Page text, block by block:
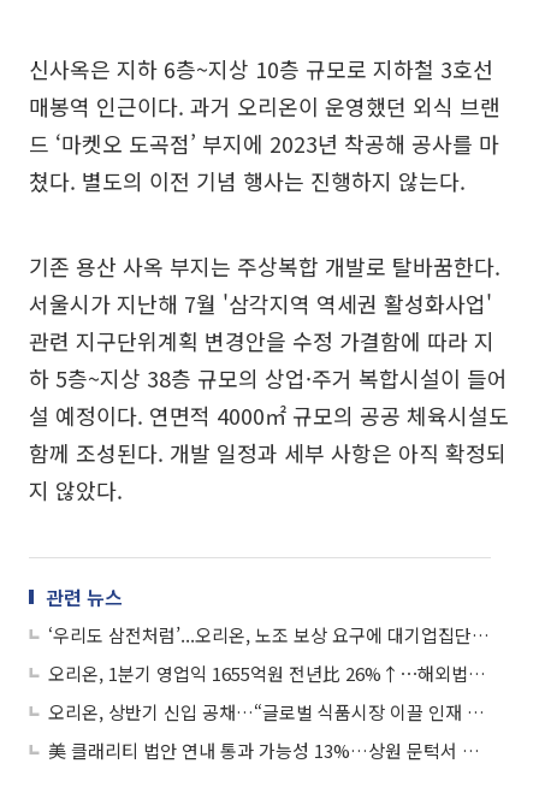
신사옥은 지하 6층~지상 10층 규모로 지하철 3호선
매봉역 인근이다. 과거 오리온이 운영했던 외식 브랜
드 ‘마켓오 도곡점’ 부지에 2023년 착공해 공사를 마
쳤다. 별도의 이전 기념 행사는 진행하지 않는다.
기존 용산 사옥 부지는 주상복합 개발로 탈바꿈한다.
서울시가 지난해 7월 '삼각지역 역세권 활성화사업'
관련 지구단위계획 변경안을 수정 가결함에 따라 지
하 5층~지상 38층 규모의 상업·주거 복합시설이 들어
설 예정이다. 연면적 4000㎡ 규모의 공공 체육시설도
함께 조성된다. 개발 일정과 세부 사항은 아직 확정되
지 않았다.
관련 뉴스
‘우리도 삼전처럼’...오리온, 노조 보상 요구에 대기업집단 편입 후 ‘첫 위기’
오리온, 1분기 영업익 1655억원 전년比 26%↑⋯해외법인 날았다
오리온, 상반기 신입 공채…“글로벌 식품시장 이끌 인재 찾는다”
美 클래리티 법안 연내 통과 가능성 13%…상원 문턱서 제동